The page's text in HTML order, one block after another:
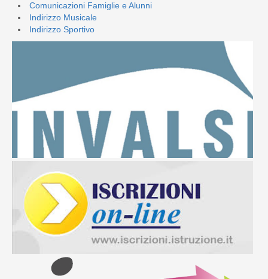
Comunicazioni Famiglie e Alunni
Indirizzo Musicale
Indirizzo Sportivo